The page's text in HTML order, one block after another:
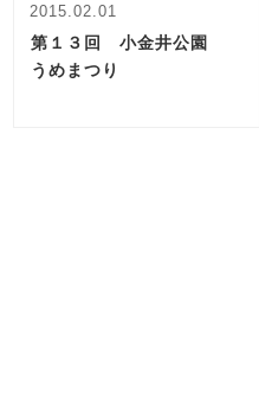
2015.02.01
第１３回 小金井公園
うめまつり